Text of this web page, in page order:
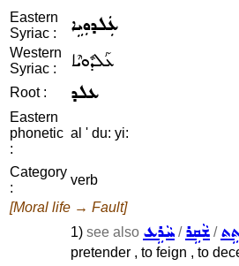
Eastern
Syriac :
ܥܲܠܕܘܼܝܹܐ
Western
Syriac :
ܥܰܠܕܽܘܝܶܐ
Root : ܥܠܕ
Eastern
phonetic
:
al ' du: yi:
Category
:
verb
[Moral life → Fault]
1) see also ܚܵܪܹܥ /ܫܵܩܹܪ /
pretender , to feign , to